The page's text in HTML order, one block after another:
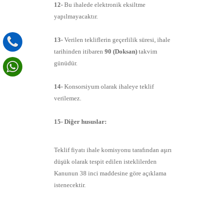
12- Bu ihalede elektronik eksiltme
yapılmayacaktır.
13- Verilen tekliflerin geçerlilik süresi, ihale
tarihinden itibaren90 (Doksan) takvim
günüdür.
14- Konsorsiyum olarak ihaleye teklif
verilemez.
15- Diğer hususlar:
Teklif fiyatı ihale komisyonu tarafından aşırı
düşük olarak tespit edilen isteklilerden
Kanunun 38 inci maddesine göre açıklama
istenecektir.